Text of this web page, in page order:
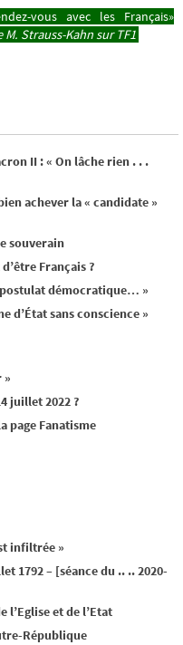
vous avec les Français»
Strauss-Kahn sur TF1
II : « On lâche rien . . .
achever la « candidate »
souverain
Français ?
postulat démocratique… »
d’État sans conscience »
»
juillet 2022 ?
page Fanatisme
infiltrée »
1792 – [séance du .. .. 2020-
l’Eglise et de l’Etat
République